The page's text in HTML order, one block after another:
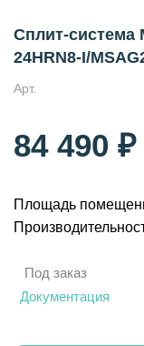
Сплит-система
24HRN8-I/
Арт.
84 490 ₽
Площадь
Под заказ
Документация